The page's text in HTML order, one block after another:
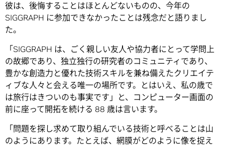
彼は、後悔することはほとんどないものの、今年の
SIGGRAPH に参加できなかったことは残念だと語りまし
た。
「SIGGRAPH は、ごく親しい友人や協力者にとって学問上
の故郷であり、独立独行の研究者のコミュニティであり、
豊かな創造力と優れた技術スキルを兼ね備えたクリエイテ
ィブな人々と会える唯一の場所です。とはいえ、私の歳で
は旅行はきついのも事実です」と、コンピューター画面の
前に座って開拓を続ける 88 歳は言います。
「問題を探し求めて取り組んでいる技術と呼べることは山
のようにあります。たとえば、網膜がどのように像を捉え